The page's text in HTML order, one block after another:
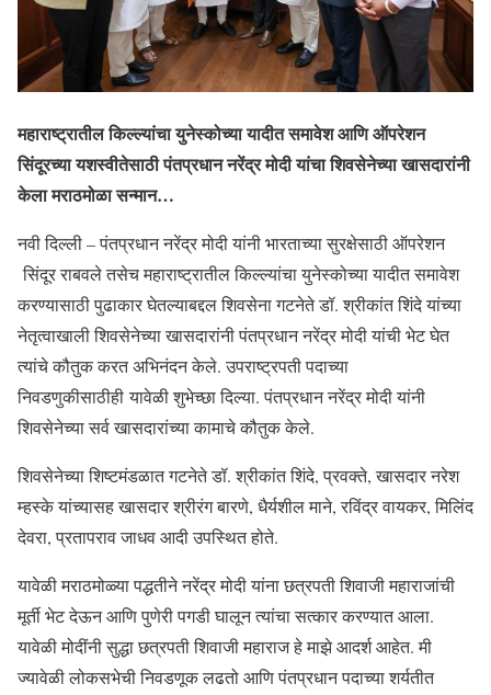
महाराष्ट्रातील किल्ल्यांचा युनेस्कोच्या यादीत समावेश आणि ऑपरेशन
सिंदूरच्या यशस्वीतेसाठी पंतप्रधान नरेंद्र मोदी यांचा शिवसेनेच्या खासदारांनी
केला मराठमोळा सन्मान…
नवी दिल्ली – पंतप्रधान नरेंद्र मोदी यांनी भारताच्या सुरक्षेसाठी ऑपरेशन
सिंदूर राबवले तसेच महाराष्ट्रातील किल्ल्यांचा युनेस्कोच्या यादीत समावेश
करण्यासाठी पुढाकार घेतल्याबद्दल शिवसेना गटनेते डॉ. श्रीकांत शिंदे यांच्या
नेतृत्वाखाली शिवसेनेच्या खासदारांनी पंतप्रधान नरेंद्र मोदी यांची भेट घेत
त्यांचे कौतुक करत अभिनंदन केले. उपराष्ट्रपती पदाच्या
निवडणुकीसाठीही यावेळी शुभेच्छा दिल्या. पंतप्रधान नरेंद्र मोदी यांनी
शिवसेनेच्या सर्व खासदारांच्या कामाचे कौतुक केले.
शिवसेनेच्या शिष्टमंडळात गटनेते डॉ. श्रीकांत शिंदे, प्रवक्ते, खासदार नरेश
म्हस्के यांच्यासह खासदार श्रीरंग बारणे, धैर्यशील माने, रविंद्र वायकर, मिलिंद
देवरा, प्रतापराव जाधव आदी उपस्थित होते.
यावेळी मराठमोळ्या पद्धतीने नरेंद्र मोदी यांना छत्रपती शिवाजी महाराजांची
मूर्ती भेट देऊन आणि पुणेरी पगडी घालून त्यांचा सत्कार करण्यात आला.
यावेळी मोदींनी सुद्धा छत्रपती शिवाजी महाराज हे माझे आदर्श आहेत. मी
ज्यावेळी लोकसभेची निवडणूक लढतो आणि पंतप्रधान पदाच्या शर्यतीत